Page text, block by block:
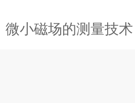
微小磁场的测量技术